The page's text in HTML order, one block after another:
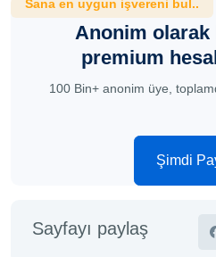
Sana en uygun işvereni bul..
Anonim olarak
premium
100 Bin+ anonim üye,
Şimdi
Sayfayı paylaş